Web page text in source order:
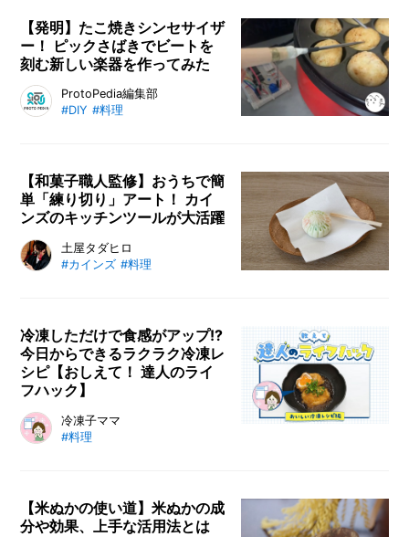
や食欲不振にも効果があるとされて
いて、暑い夏にピッタリの野菜で
す。
【発明】たこ焼きシンセサイザ
ー！ ピックさばきでビートを
刻む新しい楽器を作ってみた
今回は、たこ焼きを作る行為自体が
音楽になる！ 面白い発明品、その
がること間違いなしのクリエイティ
ブな作品をどうぞご覧ください。
ProtoPedia編集部
#DIY #料理
【和菓子職人監修】おうちで簡
単「練り切り」アート！ カイ
ンズのキッチンツールが大活躍
おうちでも簡単に出来る練り切りア
ートの作り方を、和菓子職人の土屋
ご紹介。すべてカインズで調達でき
ます！ おうち時間にぜひトライし
てみてはいかがでしょうか？
土屋タダヒロ
#カインズ #料理
冷凍しただけで食感がアップ!?
今日からできるラクラク冷凍レ
シピ【おしえて！ 達人のライ
フハック】
Instagramで冷凍レシピや料理雑学
を発信する冷凍子ママさんから、オ
した。ちょっとしたアイデアとコツ
で美味しさがUPする冷凍おかず。
冷凍子ママ
#料理
【米ぬかの使い道】米ぬかの成
分や効果、上手な活用法とは